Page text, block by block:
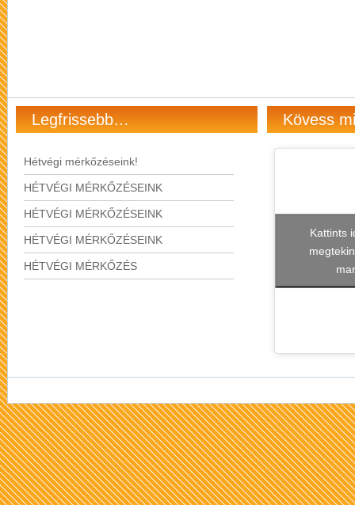
Legfrissebb…
Hétvégi mérkőzéseink!
HÉTVÉGI MÉRKŐZÉSEINK
HÉTVÉGI MÉRKŐZÉSEINK
HÉTVÉGI MÉRKŐZÉSEINK
HÉTVÉGI MÉRKŐZÉS
Kövess
Kattints